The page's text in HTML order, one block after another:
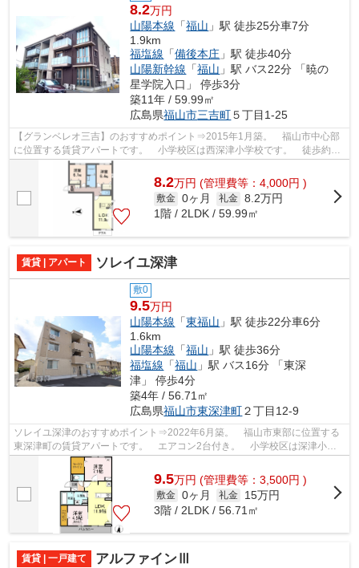
8.2万円
山陽本線 「福山 」駅 徒歩25分車7分
1.9km
福塩線 「備後本庄 」駅 徒歩40分
山陽新幹線 「福山 」駅 バス22分 「暁の
星学院入口」 停歩3分
築11年 / 59.99㎡
広島県福山市三吉町５丁目1-25
【グランベレオ三吉】のおすすめポイント⇒2015年1月築。 福山市中心部
に位置する賃貸アパートです。 小学校区は西深津小学校です。 徒歩約2
分のところには百円ショップがあり、徒歩...
8.2万円 (管理費等：4,000円 )
敷金 0ヶ月 礼金 8.2万円
1階 / 2LDK / 59.99㎡
賃貸 | アパート ソレイユ深津
敷0
9.5万円
山陽本線 「東福山 」駅 徒歩22分車6分
1.6km
山陽本線 「福山 」駅 徒歩36分
福塩線 「福山 」駅 バス16分 「東深
津」 停歩4分
築4年 / 56.71㎡
広島県福山市東深津町２丁目12-9
ソレイユ深津のおすすめポイント⇒2022年6月築。 福山市東部に位置する
東深津町の賃貸アパートです。 エアコン2台付き。 小学校区は深津小学
校です！ 徒歩約3分のところにはコンビ...
9.5万円 (管理費等：3,500円 )
敷金 0ヶ月 礼金
15万円
3階 / 2LDK / 56.71㎡
賃貸 | 一戸建て アルファインⅢ